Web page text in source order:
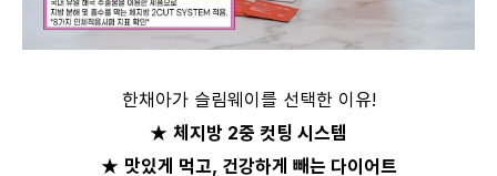
한채아가 슬림웨이를 선택한 이유!
★ 체지방 2중 컷팅 시스템
★ 맛있게 먹고, 건강하게 빼는 다이어트